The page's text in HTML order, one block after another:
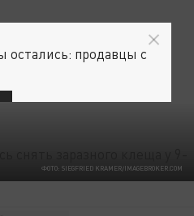
ФОТО: SIEGFRIED KRAMER/IMAGEBROKER.COM
остались: продавцы с